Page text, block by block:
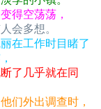
得空荡荡，
会多想。
在工作时目睹了
了几乎就在同
们外出调查时，